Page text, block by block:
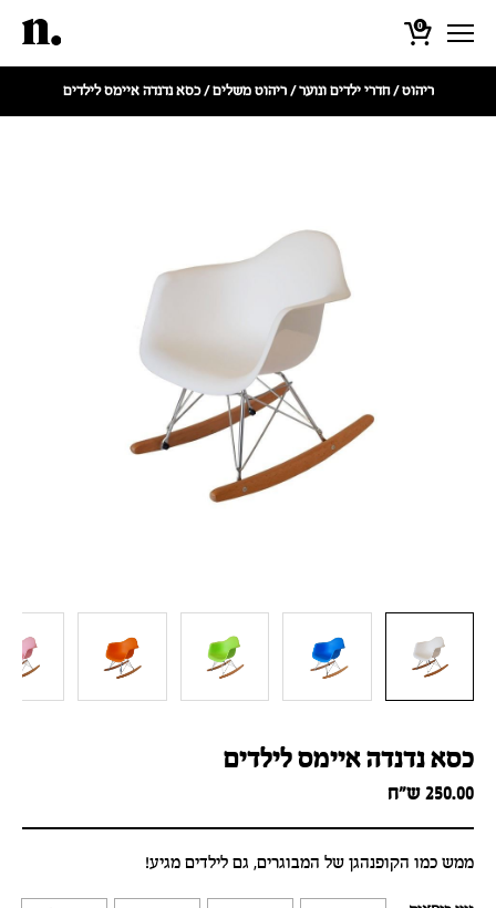
0
ריהוט/חדרי ילדים ונוער/ריהוט משלים/ כסא נדנדה איימס לילדים
כסא נדנדה איימס לילדים
250.00 ש״ח
ממש כמו הקופנהגן של המבוגרים, גם לילדים מגיע!